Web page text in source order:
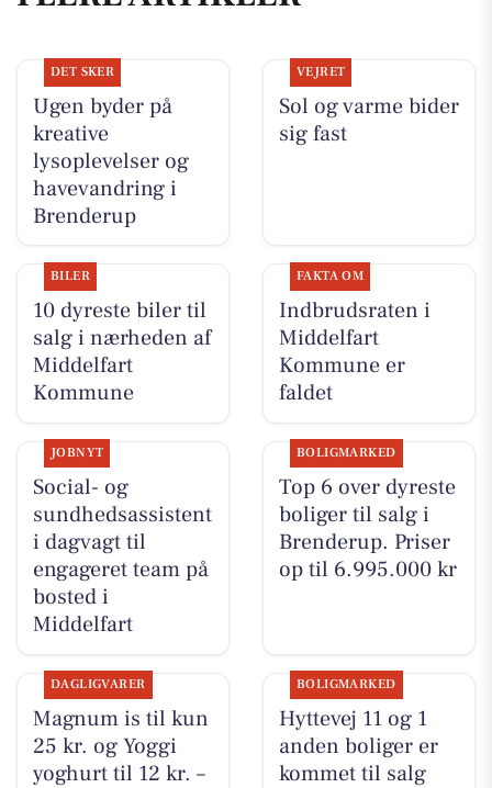
DET SKER
Ugen byder på
kreative
lysoplevelser og
havevandring i
Brenderup
VEJRET
Sol og varme bider
sig fast
BILER
10 dyreste biler til
salg i nærheden af
Middelfart
Kommune
FAKTA OM
Indbrudsraten i
Middelfart
Kommune er
faldet
JOBNYT
Social- og
sundhedsassistent
i dagvagt til
engageret team på
bosted i
Middelfart
BOLIGMARKED
Top 6 over dyreste
boliger til salg i
Brenderup. Priser
op til 6.995.000 kr
DAGLIGVARER
Magnum is til kun
25 kr. og Yoggi
yoghurt til 12 kr. –
BOLIGMARKED
Hyttevej 11 og 1
anden boliger er
kommet til salg